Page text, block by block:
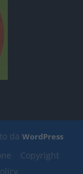
da WordPress
Copyright